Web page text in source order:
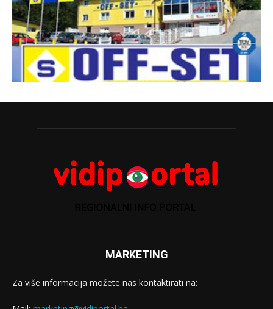
MARKETING
Za više informacija možete nas kontaktirati na: